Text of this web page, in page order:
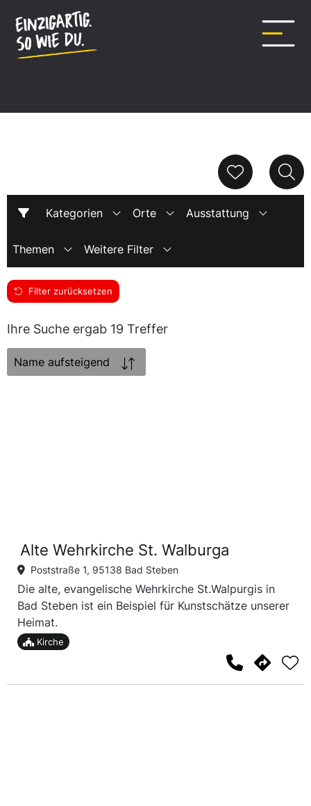
springen
Kategorien Orte Ausstattung
Themen Weitere Filter
Filter zurücksetzen
Ihre Suche ergab 19 Treffer
Sortierung:
Alte Wehrkirche St. Walburga
Poststraße 1, 95138 Bad Steben
Die alte, evangelische Wehrkirche St.Walpurgis in
Bad Steben ist ein Beispiel für Kunstschätze unserer
Heimat.
Kirche